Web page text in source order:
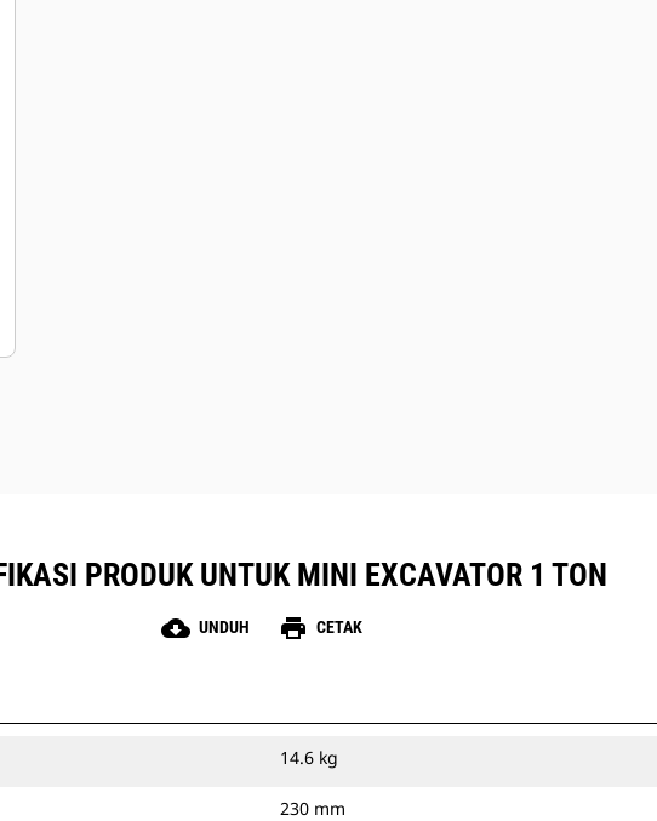
PRODUK UNTUK MINI EXCAVATOR 1 TON
cloud_download UNDUH print CETAK
14.6 kg
230 mm